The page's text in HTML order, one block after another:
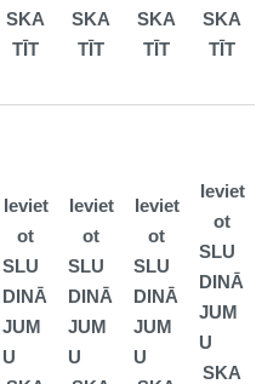
SKA
TĪT
SKA
TĪT
SKA
TĪT
SKA
TĪT
Ieviet
ot
SLU
DINĀ
JUM
U
Ieviet
ot
SLU
DINĀ
JUM
U
Ieviet
ot
SLU
DINĀ
JUM
U
Ieviet
ot
SLU
DINĀ
JUM
U
SKA